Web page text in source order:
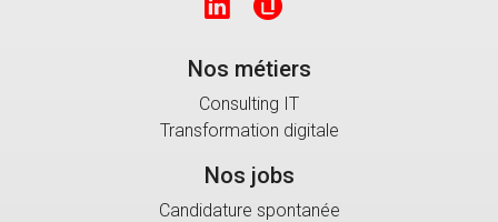
Nos métiers
Consulting IT
Transformation digitale
Nos jobs
Candidature spontanée